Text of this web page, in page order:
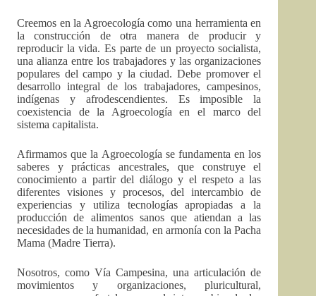
Creemos en la Agroecología como una herramienta en
la construcción de otra manera de producir y
reproducir la vida. Es parte de un proyecto socialista,
una alianza entre los trabajadores y las organizaciones
populares del campo y la ciudad. Debe promover el
desarrollo integral de los trabajadores, campesinos,
indígenas y afrodescendientes. Es imposible la
coexistencia de la Agroecología en el marco del
sistema capitalista.
Afirmamos que la Agroecología se fundamenta en los
saberes y prácticas ancestrales, que construye el
conocimiento a partir del diálogo y el respeto a las
diferentes visiones y procesos, del intercambio de
experiencias y utiliza tecnologías apropiadas a la
producción de alimentos sanos que atiendan a las
necesidades de la humanidad, en armonía con la Pacha
Mama (Madre Tierra).
Nosotros, como Vía Campesina, una articulación de
movimientos y organizaciones, pluricultural,